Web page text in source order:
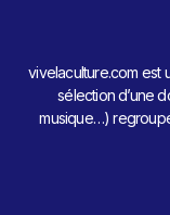
vivelaculture.com est
sélection d’une
musique…)